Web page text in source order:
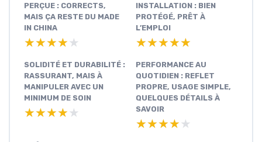
PERÇUE : CORRECTS,
MAIS ÇA RESTE DU MADE
IN CHINA
★★★★★
★★★★★
INSTALLATION : BIEN
PROTÉGÉ, PRÊT À
L’EMPLOI
★★★★★
★★★★★
SOLIDITÉ ET DURABILITÉ :
RASSURANT, MAIS À
MANIPULER AVEC UN
MINIMUM DE SOIN
★★★★★
★★★★★
PERFORMANCE AU
QUOTIDIEN : REFLET
PROPRE, USAGE SIMPLE,
QUELQUES DÉTAILS À
SAVOIR
★★★★★
★★★★★